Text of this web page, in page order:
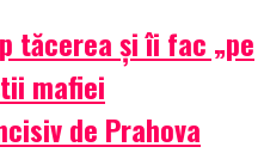
tăcerea și îi fac „pe
mafiei
de Prahova